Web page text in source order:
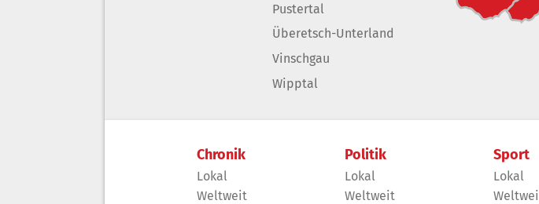
Pustertal
Überetsch-Unterland
Vinschgau
Wipptal
Chronik
Lokal
Weltweit
Politik
Lokal
Weltweit
Sport
Lokal